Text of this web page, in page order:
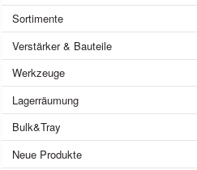
Sortimente
Verstärker & Bauteile
Werkzeuge
Lagerräumung
Bulk&Tray
Neue Produkte